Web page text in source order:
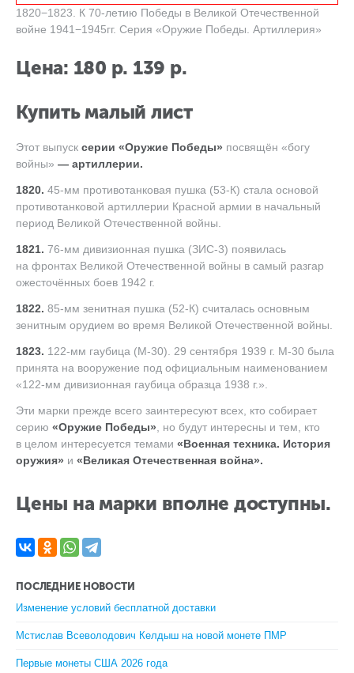
1820−1823. К 70-летию Победы в Великой Отечественной
войне 1941−1945гг. Серия «Оружие Победы. Артиллерия»
Цена: 180 р. 139 р.
Купить малый лист
Этот выпуск серии «Оружие Победы» посвящён «богу
войны» — артиллерии.
1820. 45-мм противотанковая пушка (53-К) стала основой
противотанковой артиллерии Красной армии в начальный
период Великой Отечественной войны.
1821. 76-мм дивизионная пушка (ЗИС-3) появилась
на фронтах Великой Отечественной войны в самый разгар
ожесточённых боев 1942 г.
1822. 85-мм зенитная пушка (52-К) считалась основным
зенитным орудием во время Великой Отечественной войны.
1823. 122-мм гаубица (М-30). 29 сентября 1939 г. М-30 была
принята на вооружение под официальным наименованием
«122-мм дивизионная гаубица образца 1938 г.».
Эти марки прежде всего заинтересуют всех, кто собирает
серию «Оружие Победы» , но будут интересны и тем, кто
в целом интересуется темами «Военная техника. История
оружия» и «Великая Отечественная война».
Цены на марки вполне доступны.
ПОСЛЕДНИЕ НОВОСТИ
Изменение условий бесплатной доставки
Мстислав Всеволодович Келдыш на новой монете ПМР
Первые монеты США 2026 года